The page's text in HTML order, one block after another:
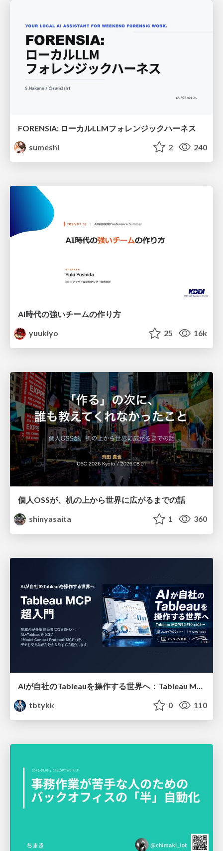
FORENSIA: ローカルLLMフォレンジックハーネス
sumeshi
2 240
AI時代の強いチームの作り方
yuukiyo
25 16k
個人OSSが、机の上から世界に広がるまでの話
shinyasaita
1 360
tbtykk
0 110